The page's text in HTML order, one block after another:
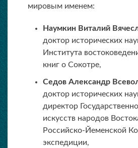
мировым именем:
Наумкин Виталий
доктор исторических
Института
книг о Сокотре,
Седов Александр
доктор исторических
директор
искусств народов
Российско-Йеменской
экспедиции,